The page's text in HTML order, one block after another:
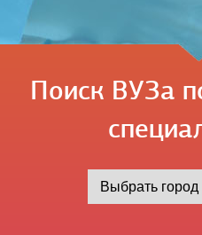
Поиск ВУЗа